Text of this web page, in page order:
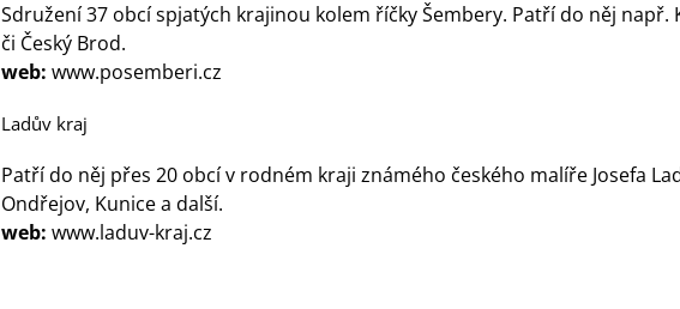
Sdružení 37 obcí spjatých krajinou kolem říčky Šembery. Patří do něj např.
či Český Brod.
web: www.posemberi.cz
Ladův kraj
Patří do něj přes 20 obcí v rodném kraji známého českého malíře Josefa
Ondřejov, Kunice a další.
web: www.laduv-kraj.cz